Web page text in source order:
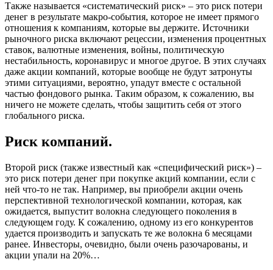
Также называется «систематический риск» – это риск потери
денег в результате макро-события, которое не имеет прямого
отношения к компаниям, которые вы держите. Источники
рыночного риска включают рецессии, изменения процентных
ставок, валютные изменения, войны, политическую
нестабильность, коронавирус и многое другое. В этих случаях
даже акции компаний, которые вообще не будут затронуты
этими ситуациями, вероятно, упадут вместе с остальной
частью фондового рынка. Таким образом, к сожалению, вы
ничего не можете сделать, чтобы защитить себя от этого
глобального риска.
Риск компаний.
Второй риск (также известный как «специфический риск») –
это риск потери денег при покупке акций компании, если с
ней что-то не так. Например, вы приобрели акции очень
перспективной технологической компании, которая, как
ожидается, выпустит волокна следующего поколения в
следующем году. К сожалению, одному из его конкурентов
удается производить и запускать те же волокна 6 месяцами
ранее. Инвесторы, очевидно, были очень разочарованы, и
акции упали на 20%…